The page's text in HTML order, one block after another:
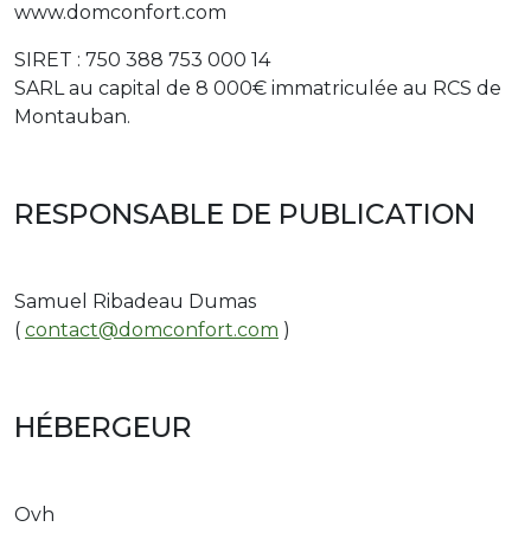
www.domconfort.com
SIRET : 750 388 753 000 14
SARL au capital de 8 000€ immatriculée au RCS de
Montauban.
RESPONSABLE DE PUBLICATION
Samuel Ribadeau Dumas
( contact@domconfort.com )
HÉBERGEUR
Ovh